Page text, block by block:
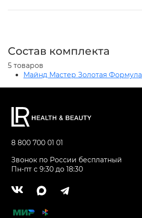
Состав комплекта
5 товаров
Майнд Мастер Золотая Формула
8 800 700 01 01
Звонок по России бесплатный
Пн-пт с 9:30 до 18:30